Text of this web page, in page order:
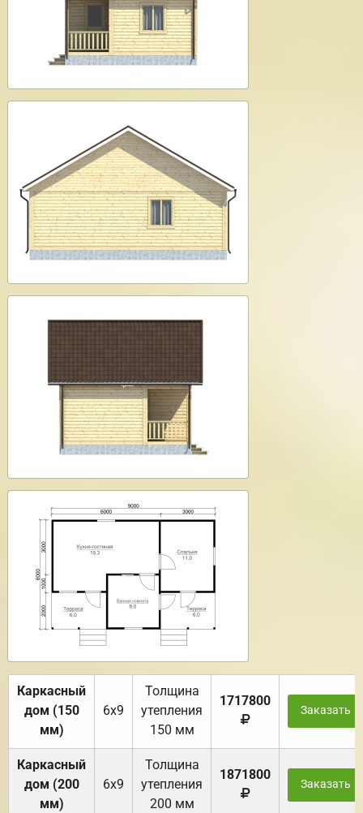
Каркасный
дом (150
мм)
6х9
Толщина
утепления
150 мм
1717800
Заказать
Каркасный
дом (200
мм)
6х9
Толщина
утепления
200 мм
1871800
Заказать